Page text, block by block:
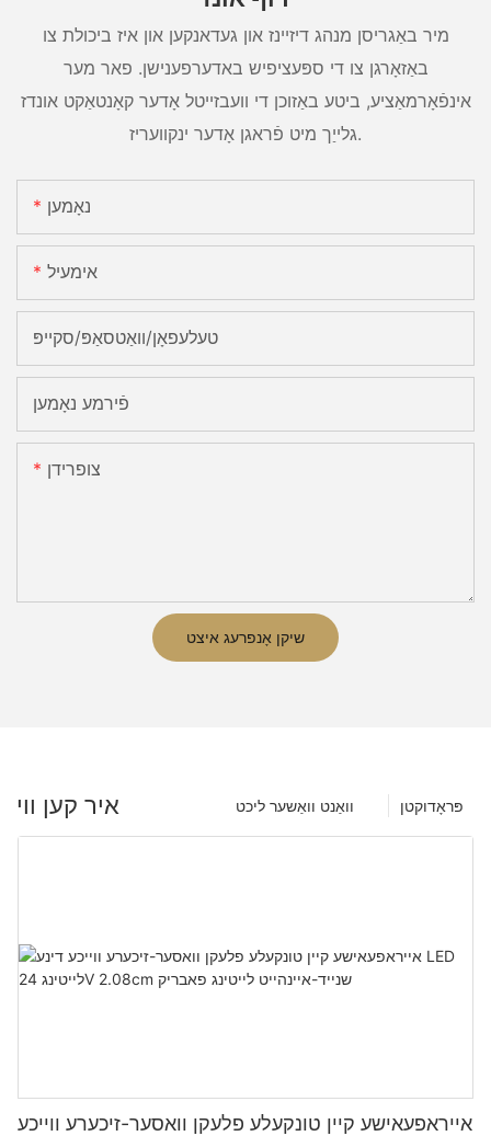
מיר באַגריסן מנהג דיזיינז און געדאנקען און איז ביכולת צו
באַזאָרגן צו די ספּעציפיש באדערפענישן. פאר מער
אינפֿאָרמאַציע, ביטע באַזוכן די וועבזייטל אָדער קאָנטאַקט אונדז
גלייַך מיט פֿראגן אָדער ינקוועריז.
נאָמען
אימעיל
טעלעפאָן/וואַטסאַפּ/סקייפּ
פֿירמע נאָמען
צופרידן
שיקן אָנפרעג איצט
איר קען ווי פּראָדוקטן וואַנט וואַשער ליכט
אייראפעאישע קיין טונקעלע פלעקן וואסער-זיכערע ווייכע